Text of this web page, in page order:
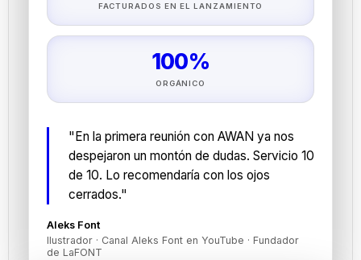
FACTURADOS EN EL LANZAMIENTO
100%
ORGÁNICO
"En la primera reunión con AWAN ya nos
despejaron un montón de dudas. Servicio 10
de 10. Lo recomendaría con los ojos
cerrados."
Aleks Font
Ilustrador · Canal Aleks Font en YouTube · Fundador
de LaFONT